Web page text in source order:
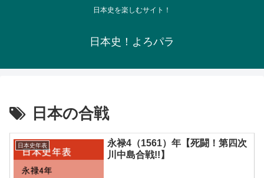
日本史を楽しむサイト！
日本史！よろパラ
日本の合戦
日本史年表
永禄4（1561）年【死闘！第四次
川中島合戦!!】